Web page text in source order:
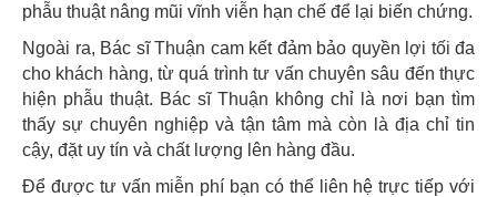
phẫu thuật nâng mũi vĩnh viễn hạn chế để lại biến chứng.
Ngoài ra, Bác sĩ Thuận cam kết đảm bảo quyền lợi tối đa
cho khách hàng, từ quá trình tư vấn chuyên sâu đến thực
hiện phẫu thuật. Bác sĩ Thuận không chỉ là nơi bạn tìm
thấy sự chuyên nghiệp và tận tâm mà còn là địa chỉ tin
cậy, đặt uy tín và chất lượng lên hàng đầu.
Để được tư vấn miễn phí bạn có thể liên hệ trực tiếp với